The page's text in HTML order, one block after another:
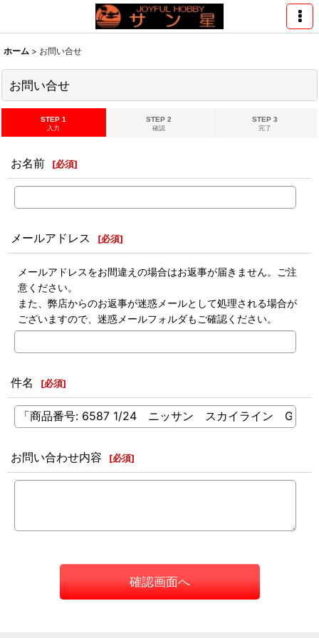
ホーム > お問い合せ
お問い合せ
STEP 1
入力
STEP 2
確認
STEP 3
完了
お名前 [必須]
メールアドレス [必須]
メールアドレスをお間違えの場合はお返事が届きません。ご注
意ください。
また、弊店からのお返事が迷惑メールとして処理される場合が
ございますので、迷惑メールフォルダもご確認ください。
件名 [必須]
お問い合わせ内容 [必須]
確認画面へ